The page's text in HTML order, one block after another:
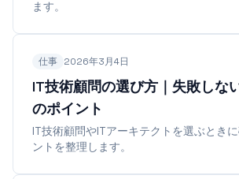
ます。
仕事 2026年3月4日
IT技術顧問の選び方｜失敗しな
のポイント
IT技術顧問やITアーキテクトを選ぶとき
ントを整理します。